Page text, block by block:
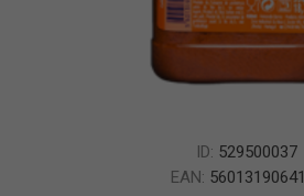
ID: 529500037
EAN: